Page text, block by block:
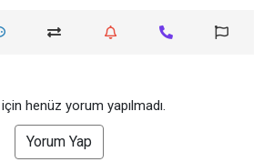
henüz yorum yapılmadı.
Yorum Yap